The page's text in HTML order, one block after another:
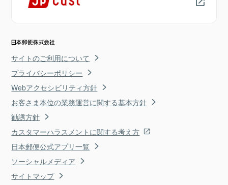
サイトのご利用について
プライバシーポリシー
Webアクセシビリティ方針
お客さま本位の業務運営に関する基本方針
勧誘方針
カスタマーハラスメントに関する考え方
日本郵便公式アプリ一覧
ソーシャルメディア
サイトマップ